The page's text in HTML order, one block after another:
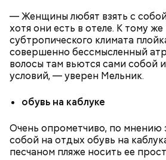
— Женщины любят взять с
хотя они есть в отеле. К тому
субтропического климата
совершенно бессмысленный
волосы там вьются сами собой
условий, — уверен Мельник.
обувь на каблуке
Очень опрометчиво, по мнению
собой на отдых обувь на
песчаном пляже носить ее
отметил ученый.
— Встречался с теми, кто уехал